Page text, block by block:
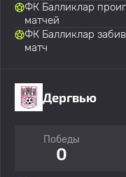
ФК Балликлар
матчей
ФК Балликлар
матч
Дергвью
Победы
0